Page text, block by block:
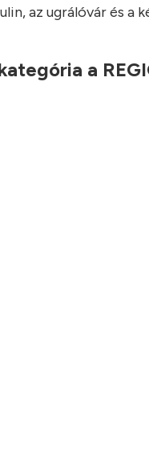
az ugrálóvár és
a